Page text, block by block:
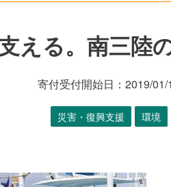
える。南三陸
寄付受付開始日： 2019/01/
災害・復興支援 環境